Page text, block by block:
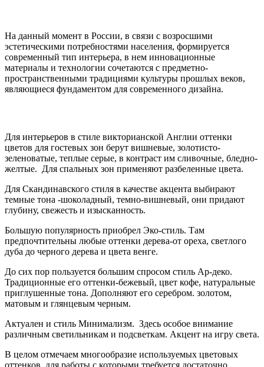
На данный момент в России, в связи с возросшими
эстетическими потребностями населения, формируется
современный тип интерьера, в нем инновационные
материалы и технологии сочетаются с предметно-
пространственными традициями культуры прошлых веков,
являющиеся фундаментом для современного дизайна.
Для интерьеров в стиле викторианской Англии оттенки
цветов для гостевых зон берут вишневые, золотисто-
зеленоватые, теплые серые, в контраст им сливочные, бледно-
желтые. Для спальных зон применяют разбеленные цвета.
Для Скандинавского стиля в качестве акцента выбирают
темные тона -шоколадный, темно-вишневый, они придают
глубину, свежесть и изысканность.
Большую популярность приобрел Эко-стиль. Там
предпочтительны любые оттенки дерева-от ореха, светлого
дуба до черного дерева и цвета венге.
До сих пор пользуется большим спросом стиль Ар-деко.
Традиционные его оттенки-бежевый, цвет кофе, натуральные
приглушенные тона. Дополняют его серебром. золотом,
матовым и глянцевым черным.
Актуален и стиль Минимализм. Здесь особое внимание
различным светильникам и подсветкам. Акцент на игру света.
В целом отмечаем многообразие используемых цветовых